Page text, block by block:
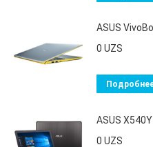
ASUS
0 UZS
ASUS X540Y
0 UZS